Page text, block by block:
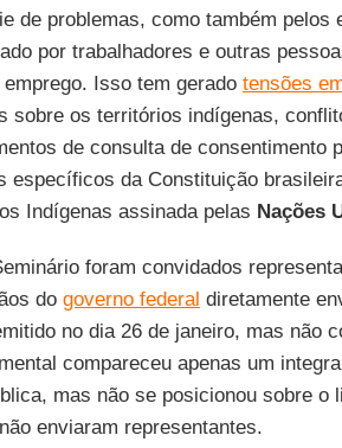
de problemas, como também
por trabalhadores e outras
Isso tem gerado tensões
sobre os territórios indígenas,
de consulta de consentimento
específicos da Constituição
Indígenas assinada pelas Nações
foram convidados
do governo federal diretamente
no dia 26 de janeiro, mas não
compareceu apenas um
mas não se posicionou sobre o
enviaram representantes.